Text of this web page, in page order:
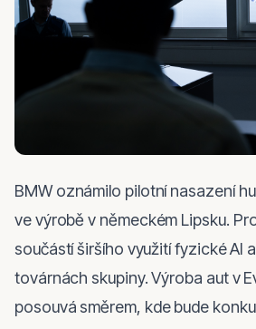
BMW oznámilo pilotní nasazení
ve výrobě v německém Lipsku.
součástí širšího využití fyzické AI
továrnách skupiny. Výroba aut v
posouvá směrem, kde bude